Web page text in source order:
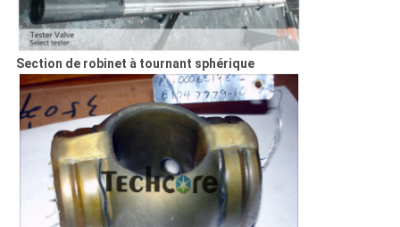
Section de robinet à tournant sphérique